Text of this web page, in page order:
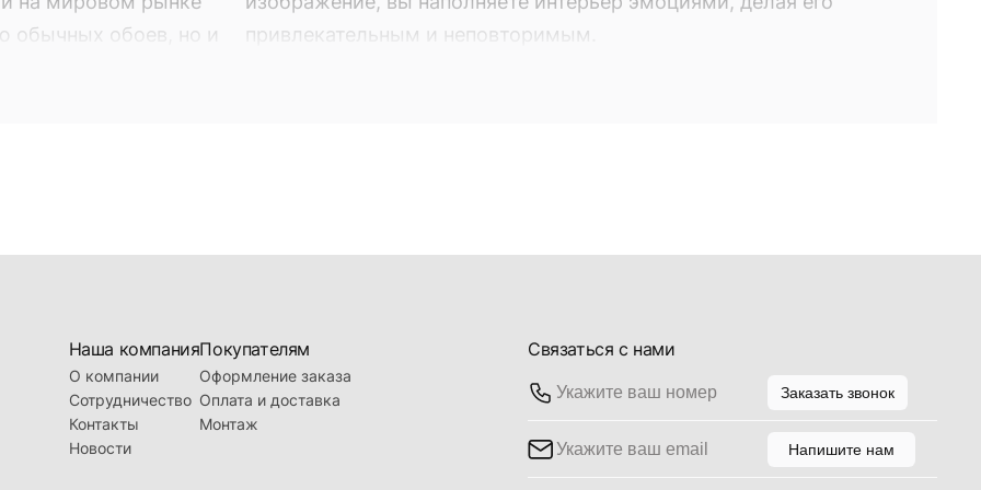
обычных обоев, но и
привлекательным и неповторимым.
Наша компания
О компании
Сотрудничество
Контакты
Новости
Покупателям
Оформление заказа
Оплата и доставка
Монтаж
Связаться с нами
Заказать звонок
Напишите нам